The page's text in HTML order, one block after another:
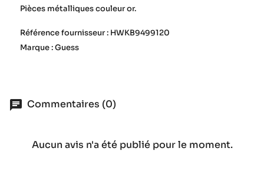
Pièces métalliques couleur or.
Référence fournisseur : HWKB9499120
Marque : Guess
Commentaires (0)
Aucun avis n'a été publié pour le moment.